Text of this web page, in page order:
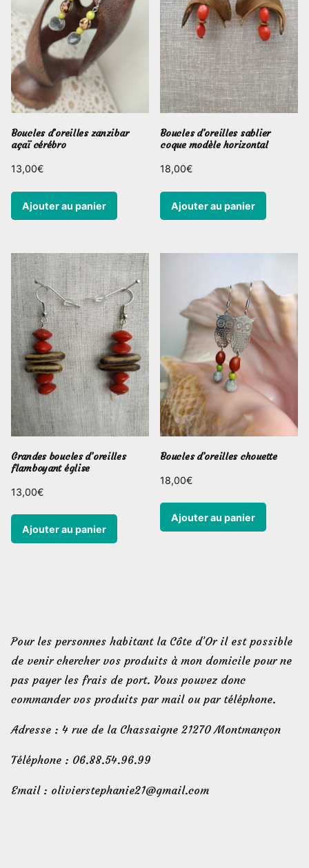
Boucles d’oreilles zanzibar
açaï cérébro
13,00€
Ajouter au panier
Boucles d’oreilles sablier
coque modèle horizontal
18,00€
Ajouter au panier
Grandes boucles d’oreilles
flamboyant église
13,00€
Ajouter au panier
Boucles d’oreilles chouette
18,00€
Ajouter au panier
Pour les personnes habitant la Côte d’Or il est possible
de venir chercher vos produits à mon domicile pour ne
pas payer les frais de port. Vous pouvez donc
commander vos produits par mail ou par téléphone.
Adresse : 4 rue de la Chassaigne 21270 Montmançon
Téléphone : 06.88.54.96.99
Email : olivierstephanie21@gmail.com